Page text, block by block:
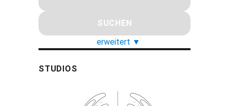
erweitert ▼
STUDIOS